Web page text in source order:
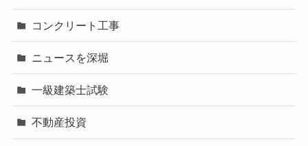
コンクリート工事
ニュースを深堀
一級建築士試験
不動産投資